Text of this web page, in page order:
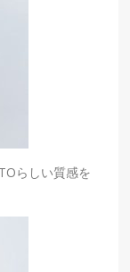
らしい質感を